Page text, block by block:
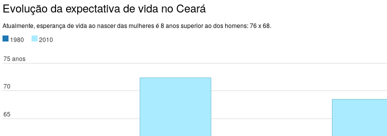
Evolução da expectativa de vida no Ceará
Atualmente, esperança de vida ao nascer das mulheres é 8 anos superior ao dos homens: 76 x 68.
1980
2010
65
70
75 anos